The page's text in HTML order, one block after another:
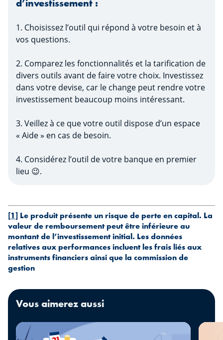
d’investissement :
1. Choisissez l’outil qui répond à votre besoin et à
vos questions.
2. Comparez les fonctionnalités et la tarification de
divers outils avant de faire votre choix. Investissez
dans votre devise, car le change peut rendre votre
investissement beaucoup moins intéressant.
3. Veillez à ce que votre outil dispose d’un espace
« Aide » en cas de besoin.
4. Considérez l’outil de votre banque en premier
lieu 😉.
[1] Le produit présente un risque de perte en capital. La
valeur de remboursement peut être inférieure au
montant de l’investissement initial. Les données
relatives aux performances incluent les frais liés aux
instruments financiers ainsi que la commission de
gestion
Vous aimerez aussi